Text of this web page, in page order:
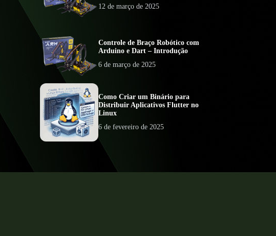
12 de março de 2025
Controle de Braço Robótico com
Arduino e Dart – Introdução
6 de março de 2025
Como Criar um Binário para
Distribuir Aplicativos Flutter no
Linux
6 de fevereiro de 2025